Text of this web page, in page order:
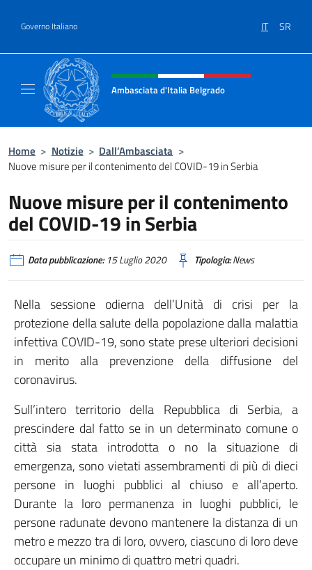
Governo Italiano IT SR
Intestazione sito, social e menù
Ambasciata d'Italia Belgrado
Home > Notizie > Dall’Ambasciata >
Nuove misure per il contenimento del COVID-19 in Serbia
Nuove misure per il contenimento
del COVID-19 in Serbia
Data pubblicazione:15 Luglio 2020 Tipologia:News
Nella sessione odierna dell’Unità di crisi per la
protezione della salute della popolazione dalla malattia
infettiva COVID-19, sono state prese ulteriori decisioni
in merito alla prevenzione della diffusione del
coronavirus.
Sull’intero territorio della Repubblica di Serbia, a
prescindere dal fatto se in un determinato comune o
città sia stata introdotta o no la situazione di
emergenza, sono vietati assembramenti di più di dieci
persone in luoghi pubblici al chiuso e all’aperto.
Durante la loro permanenza in luoghi pubblici, le
persone radunate devono mantenere la distanza di un
metro e mezzo tra di loro, ovvero, ciascuno di loro deve
occupare un minimo di quattro metri quadri.